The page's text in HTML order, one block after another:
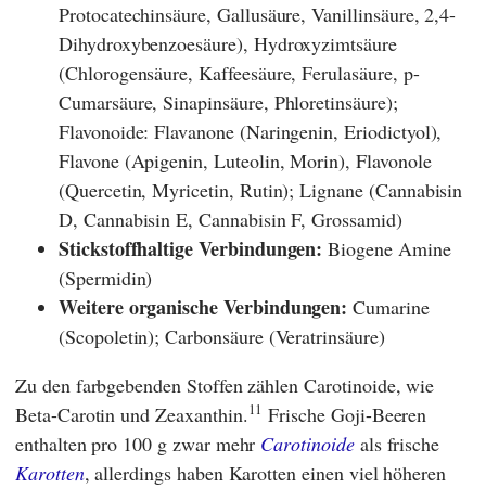
Protocatechinsäure, Gallusäure, Vanillinsäure, 2,4-
Dihydroxybenzoesäure), Hydroxyzimtsäure
(Chlorogensäure, Kaffeesäure, Ferulasäure, p-
Cumarsäure, Sinapinsäure, Phloretinsäure);
Flavonoide: Flavanone (Naringenin, Eriodictyol),
Flavone (Apigenin, Luteolin, Morin), Flavonole
(Quercetin, Myricetin, Rutin); Lignane (Cannabisin
D, Cannabisin E, Cannabisin F, Grossamid)
Stickstoffhaltige Verbindungen: Biogene Amine
(Spermidin)
Weitere organische Verbindungen: Cumarine
(Scopoletin); Carbonsäure (Veratrinsäure)
Zu den farbgebenden Stoffen zählen Carotinoide, wie
Beta-Carotin und Zeaxanthin.11 Frische Goji-Beeren
enthalten pro 100 g zwar mehr Carotinoideals frische
Karotten, allerdings haben Karotten einen viel höheren